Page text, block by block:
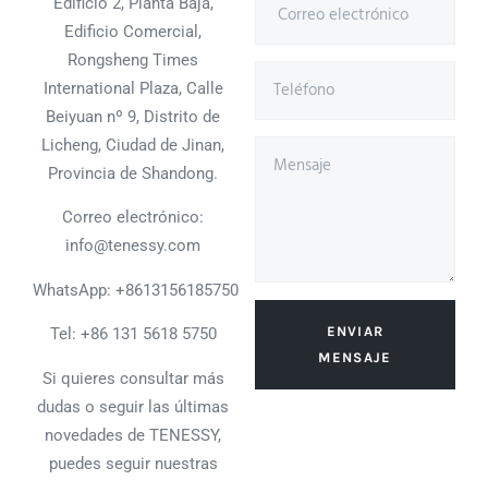
Edificio Comercial,
Rongsheng Times
International Plaza, Calle
Beiyuan nº 9, Distrito de
Licheng, Ciudad de Jinan,
Provincia de Shandong.
Correo electrónico:
info@tenessy.com
WhatsApp: +8613156185750
Tel: +86 131 5618 5750
Si quieres consultar más
dudas o seguir las últimas
novedades de TENESSY,
puedes seguir nuestras
ENVIAR
MENSAJE